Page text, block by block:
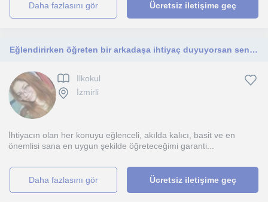
daha fazlasını gör Ücretsiz iletişime geç
Eğlendirirken öğreten bir arkadaşa ihtiyaç duyuyorsan senin için buradayım
Ilkokul
İzmirli
İhtiyacın olan her konuyu eğlenceli, akılda kalıcı, basit ve en
önemlisi sana en uygun şekilde öğreteceğimi garanti...
daha fazlasını gör Ücretsiz iletişime geç